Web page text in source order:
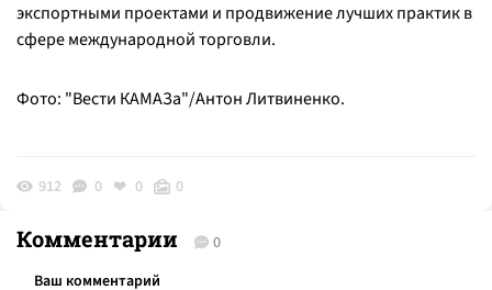
экспортными проектами и продвижение лучших практик в
сфере международной торговли.
Фото: "Вести КАМАЗа"/Антон Литвиненко.
912 0 0 0
Комментарии 0